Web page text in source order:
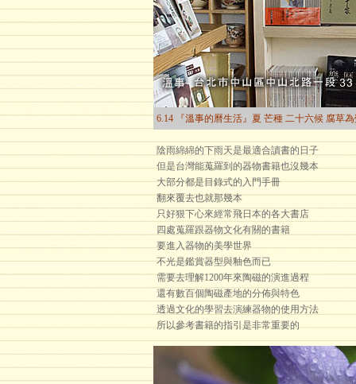
6.14 『溫事的曆生活』夏 芒種 二十六候 腐草
陰雨綿綿的下雨天是最適合讀書的日子
但是台灣能蒐羅到的器物書籍也沒幾本
大部分都是目錄式的入門手冊
翻來覆去也就那幾本
只好狠下心來經常飛日本的各大書店
四處蒐羅跟器物文化有關的書籍
要進入器物的美學世界
不光是鑑賞器型與釉色而已
需要去理解1200年來陶磁的演進過程
還有數百個陶磁產地的分佈與特色
透過文化的學習去演練器物的使用方法
所以參考書籍的指引是非常重要的